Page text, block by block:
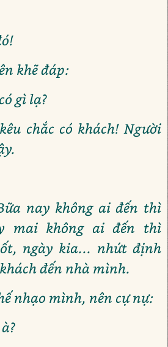
khẽ đáp:
gì lạ?
chắc có khách! Người
nay không ai đến thì
mai không ai đến thì
ngày kia... nhứt định
đến nhà mình.
nhạo mình, nên cự nự: